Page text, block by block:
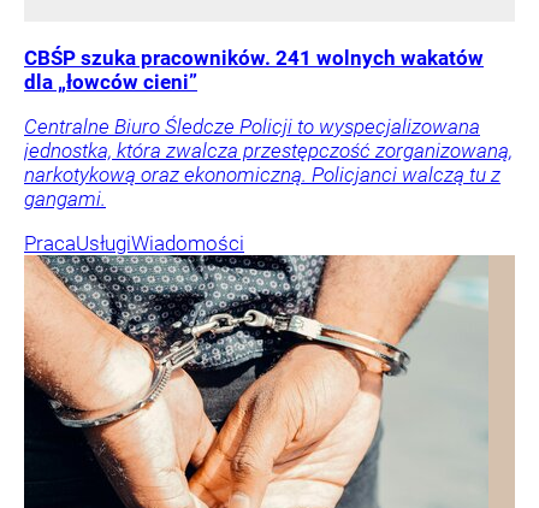
CBŚP szuka pracowników. 241 wolnych wakatów
dla „łowców cieni”
Centralne Biuro Śledcze Policji to wyspecjalizowana
jednostka, która zwalcza przestępczość zorganizowaną,
narkotykową oraz ekonomiczną. Policjanci walczą tu z
gangami.
PracaUsługiWiadomości